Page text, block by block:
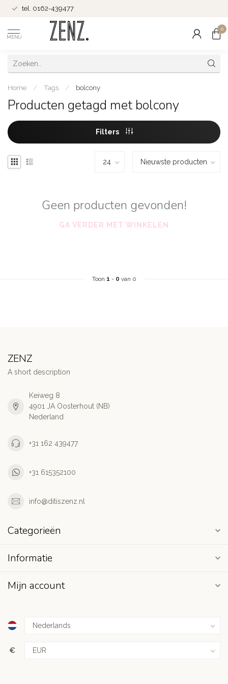
tel. 0162-439477
MENU
0
Home / Tags / bolcony
Producten getagd met bolcony
Filters
Geen producten gevonden!
GA VERDER MET WINKELEN
Toon 1 - 0 van 0
ZENZ
A short description
Keiweg 8
4901 JA Oosterhout (NB)
Nederland
+31 162 439477
+31 615352100
info@ditiszenz.nl
Categorieën
Informatie
Mijn account
€